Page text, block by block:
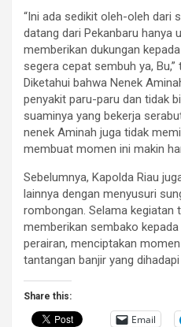
“Ini ada sedikit oleh-oleh dari
datang dari Pekanbaru hanya
memberikan dukungan
segera cepat sembuh ya, Bu,”
Diketahui bahwa Nenek
penyakit paru-paru dan tidak
suaminya yang bekerja
nenek Aminah juga tidak
membuat momen ini makin
Sebelumnya, Kapolda Riau
lainnya dengan menyusuri
rombongan. Selama kegiatan
memberikan sembako
perairan, menciptakan
tantangan banjir yang
Share this:
Email